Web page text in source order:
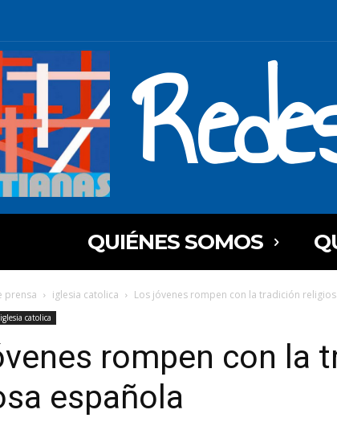
QUIÉNES SOMOS
prensa iglesia catolica Los jóvenes rompen con la tradición
iglesia catolica
rompen con la
española